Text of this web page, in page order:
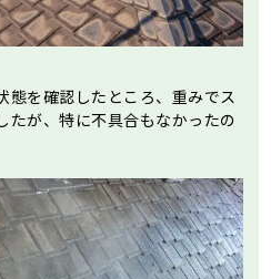
態を確認したところ、重みでス
たが、特に不具合もなかったの